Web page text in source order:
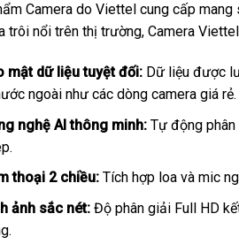
Camera do Viettel cung cấp
trôi nổi trên thị trường, Camera
mật dữ liệu tuyệt đối:Dữ liệu được
ngoài như các dòng camera giá rẻ.
nghệ AI thông minh:Tự động phân
thoại 2 chiều:Tích hợp loa và mic
ảnh sắc nét:Độ phân giải Full HD